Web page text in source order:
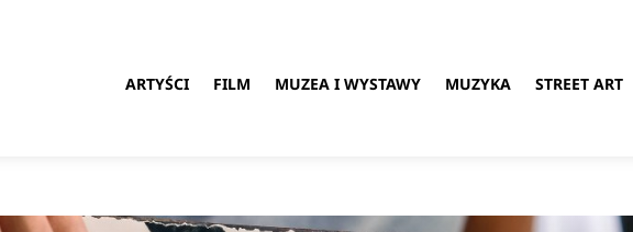
ARTYŚCI FILM MUZEA I WYSTAWY MUZYKA STREET ART